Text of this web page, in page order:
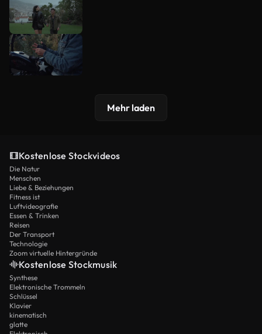
Mehr laden
Kostenlose Stockvideos
Die Natur
Menschen
Liebe & Beziehungen
Fitness ist
Luftvideografie
Essen & Trinken
Reisen
Der Transport
Technologie
Zoom virtuelle Hintergründe
Kostenlose Stockmusik
Synthese
Elektronische Trommeln
Schlüssel
Klavier
kinematisch
glatte